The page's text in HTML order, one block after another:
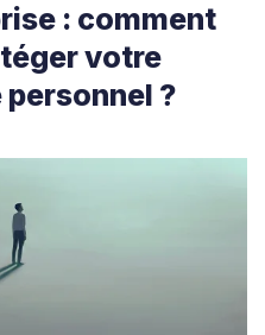
: comment
votre
?